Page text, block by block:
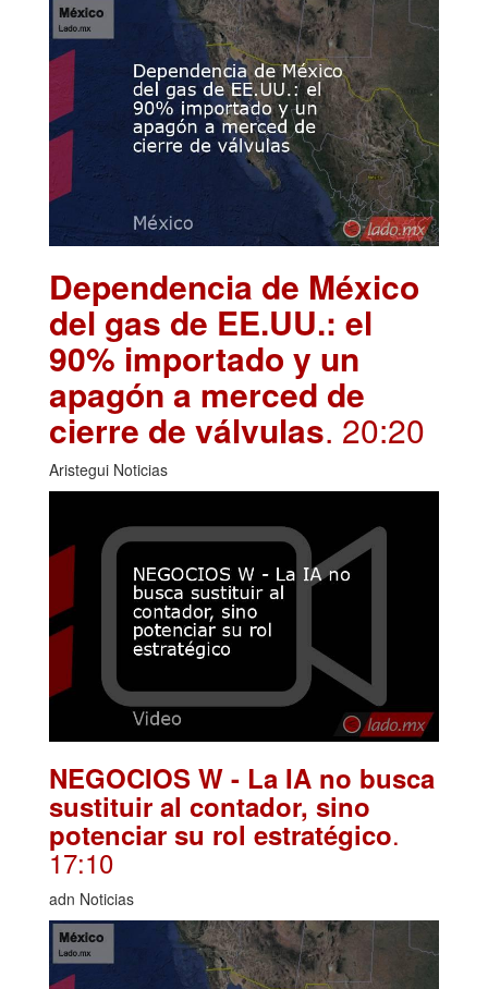
Dependencia de México
del gas de EE.UU.: el
90% importado y un
apagón a merced de
cierre de válvulas. 20:20
Aristegui Noticias
NEGOCIOS W - La IA no busca
sustituir al contador, sino
potenciar su rol estratégico.
17:10
adn Noticias